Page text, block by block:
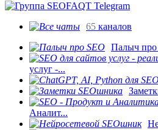
65 каналов
Палыч про
услуг -...
Аналит...